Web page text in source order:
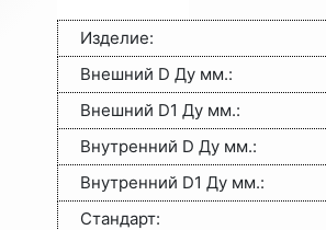
Изделие:
Внешний D Ду мм.:
Внешний D1 Ду мм.:
Внутренний D Ду мм.:
Внутренний D1 Ду мм.:
Стандарт: